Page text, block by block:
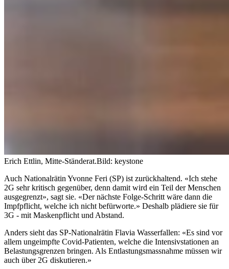
Erich Ettlin, Mitte-Ständerat.Bild: keystone
Auch Nationalrätin Yvonne Feri (SP) ist zurückhaltend. «Ich stehe
2G sehr kritisch gegenüber, denn damit wird ein Teil der Menschen
ausgegrenzt», sagt sie. «Der nächste Folge-Schritt wäre dann die
Impfpflicht, welche ich nicht befürworte.» Deshalb plädiere sie für
3G - mit Maskenpflicht und Abstand.
Anders sieht das SP-Nationalrätin Flavia Wasserfallen: «Es sind vor
allem ungeimpfte Covid-Patienten, welche die Intensivstationen an
Belastungsgrenzen bringen. Als Entlastungsmassnahme müssen wir
auch über 2G diskutieren.»